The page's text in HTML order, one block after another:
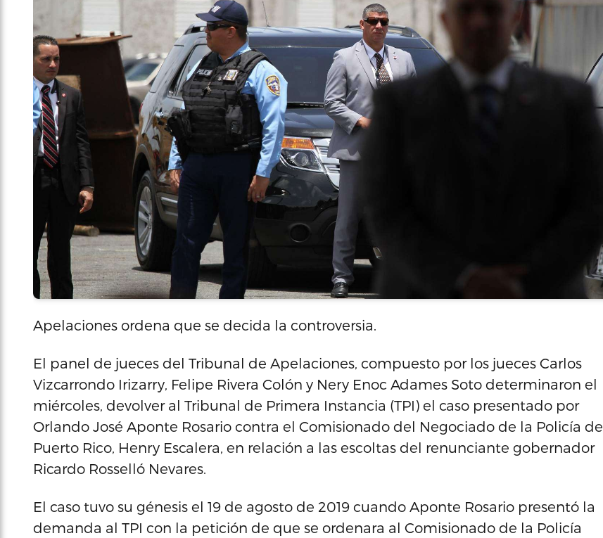
Apelaciones ordena que se decida la controversia.
El panel de jueces del Tribunal de Apelaciones, compuesto por los jueces Carlos
Vizcarrondo Irizarry, Felipe Rivera Colón y Nery Enoc Adames Soto determinaron el
miércoles, devolver al Tribunal de Primera Instancia (TPI) el caso presentado por
Orlando José Aponte Rosario contra el Comisionado del Negociado de la Policía de
Puerto Rico, Henry Escalera, en relación a las escoltas del renunciante gobernador
Ricardo Rosselló Nevares.
El caso tuvo su génesis el 19 de agosto de 2019 cuando Aponte Rosario presentó la
demanda al TPI con la petición de que se ordenara al Comisionado de la Policía